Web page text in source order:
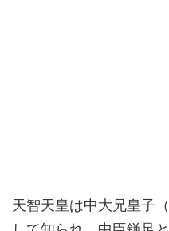
天智天皇は中大兄皇子